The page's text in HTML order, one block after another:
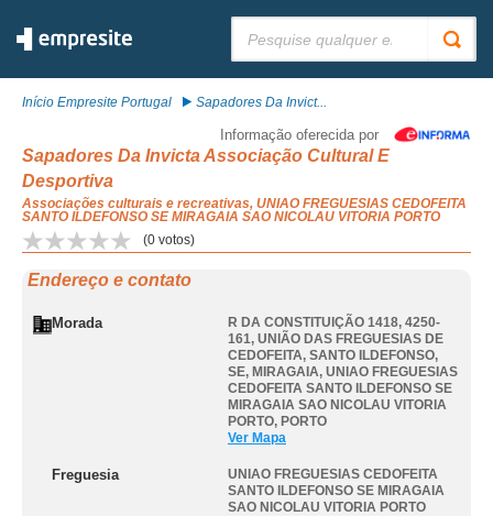
Início Empresite Portugal Sapadores Da Invict...
Informação oferecida por
Sapadores Da Invicta Associação Cultural E
Desportiva
Associações culturais e recreativas, UNIAO FREGUESIAS CEDOFEITA
SANTO ILDEFONSO SE MIRAGAIA SAO NICOLAU VITORIA PORTO
(0 votos)
Endereço e contato
Morada
R DA CONSTITUIÇÃO 1418, 4250-
161, UNIÃO DAS FREGUESIAS DE
CEDOFEITA, SANTO ILDEFONSO,
SE, MIRAGAIA, UNIAO FREGUESIAS
CEDOFEITA SANTO ILDEFONSO SE
MIRAGAIA SAO NICOLAU VITORIA
PORTO, PORTO
Ver Mapa
Freguesia
UNIAO FREGUESIAS CEDOFEITA
SANTO ILDEFONSO SE MIRAGAIA
SAO NICOLAU VITORIA PORTO